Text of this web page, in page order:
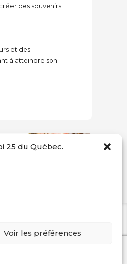
25 du Québec.
Voir les préférences
des souvenirs
et des
à atteindre son
SUIVANT